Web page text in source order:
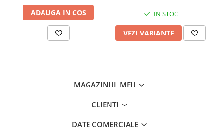
ADAUGA IN COS IN STOC
VEZI VARIANTE
MAGAZINUL MEU
CLIENTI
DATE COMERCIALE